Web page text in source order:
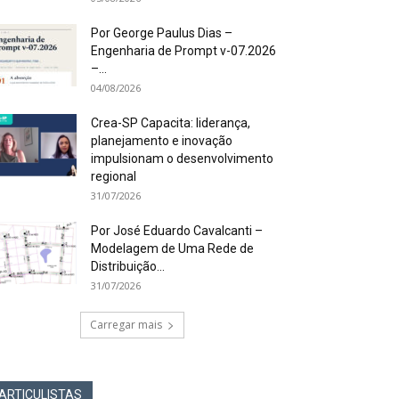
Por George Paulus Dias –
Engenharia de Prompt v-07.2026
–...
04/08/2026
Crea-SP Capacita: liderança,
planejamento e inovação
impulsionam o desenvolvimento
regional
31/07/2026
Por José Eduardo Cavalcanti –
Modelagem de Uma Rede de
Distribuição...
31/07/2026
Carregar mais